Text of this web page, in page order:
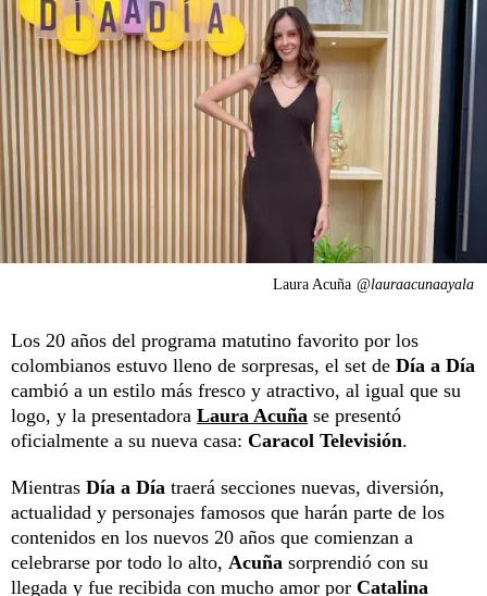
Laura Acuña @lauraacunaayala
Los 20 años del programa matutino favorito por los
colombianos estuvo lleno de sorpresas, el set de Día a Día
cambió a un estilo más fresco y atractivo, al igual que su
logo, y la presentadora Laura Acuña se presentó
oficialmente a su nueva casa: Caracol Televisión.
Mientras Día a Día traerá secciones nuevas, diversión,
actualidad y personajes famosos que harán parte de los
contenidos en los nuevos 20 años que comienzan a
celebrarse por todo lo alto, Acuña sorprendió con su
llegada y fue recibida con mucho amor por Catalina